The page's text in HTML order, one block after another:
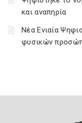
και αναπηρία
Νέα Ενιαία
φυσικών